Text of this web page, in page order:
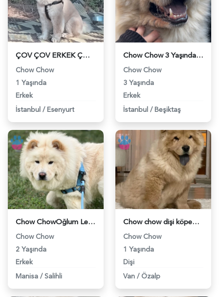
ÇOV ÇOV ERKEK ÇOCUĞUMUZA EŞ ARİYORUM - 118971810
Chow Chow
1 Yaşında
Erkek
İstanbul / Esenyurt
Chow Chow 3 Yaşında Eş Arıyorum - 118971035
Chow Chow
3 Yaşında
Erkek
İstanbul / Beşiktaş
Chow ChowOğlum Leon'a Eş Arıyorum - 118968929
Chow Chow
2 Yaşında
Erkek
Manisa / Salihli
Chow chow dişi köpeğime çiftlestirmek için eş - 118968096
Chow Chow
1 Yaşında
Dişi
Van / Özalp